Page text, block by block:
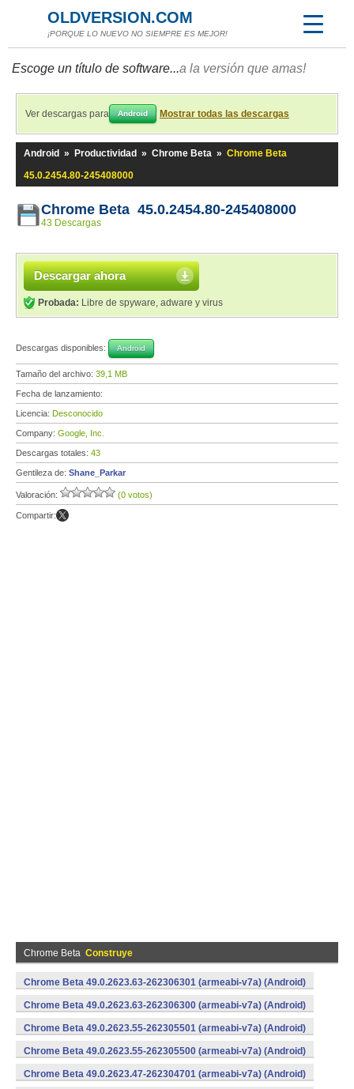
OLDVERSION.COM
¡PORQUE LO NUEVO NO SIEMPRE ES MEJOR!
Escoge un título de software...a la versión que amas!
Ver descargas para Android Mostrar todas las descargas
Android » Productividad » Chrome Beta » Chrome Beta
45.0.2454.80-245408000
Chrome Beta 45.0.2454.80-245408000
43 Descargas
Descargar ahora
Probada: Libre de spyware, adware y virus
Descargas disponibles: Android
Tamaño del archivo: 39,1 MB
Fecha de lanzamiento:
Licencia: Desconocido
Company: Google, Inc.
Descargas totales: 43
Gentileza de: Shane_Parkar
Valoración: (0 votos)
Compartir:
Chrome Beta Construye
Chrome Beta 49.0.2623.63-262306301 (armeabi-v7a) (Android)
Chrome Beta 49.0.2623.63-262306300 (armeabi-v7a) (Android)
Chrome Beta 49.0.2623.55-262305501 (armeabi-v7a) (Android)
Chrome Beta 49.0.2623.55-262305500 (armeabi-v7a) (Android)
Chrome Beta 49.0.2623.47-262304701 (armeabi-v7a) (Android)